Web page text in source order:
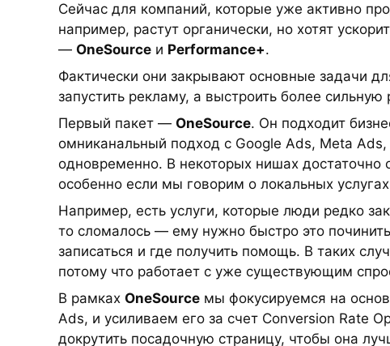
Сейчас для компаний, которые уже активно
например, растут органически, но хотят
— OneSource и Performance+.
Фактически они закрывают основные задачи
запустить рекламу, а выстроить более сильную
Первый пакет — OneSource. Он подходит
омниканальный подход с Google Ads, Meta
одновременно. В некоторых нишах достаточно
особенно если мы говорим о локальных
Например, есть услуги, которые люди редко
то сломалось — ему нужно быстро это
записаться и где получить помощь. В таких
потому что работает с уже существующим
В рамках OneSource мы фокусируемся на
Ads, и усиливаем его за счет Conversion Rate
докрутить посадочную страницу, чтобы она